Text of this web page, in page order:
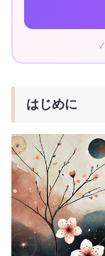
はじめに